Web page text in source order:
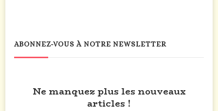
ABONNEZ-VOUS À NOTRE NEWSLETTER
Ne manquez plus les nouveaux
articles !